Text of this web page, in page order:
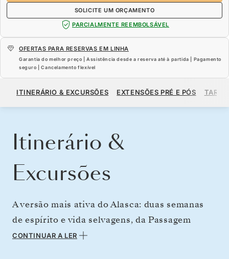
SOLICITE UM ORÇAMENTO
PARCIALMENTE REEMBOLSÁVEL
OFERTAS PARA RESERVAS EM LINHA
Garantia do melhor preço | Assistência desde a reserva até à partida | Pagamento
seguro | Cancelamento flexível
A PARTIR DE US$ 9.000
ITINERÁRIO & EXCURSÕES EXTENSÕES PRÉ E PÓS
Itinerário &
Excursões
A versão mais ativa do Alasca: duas semanas
de espírito e vida selvagens, da Passagem
Interior rumo a norte, para a imponência dos
CONTINUAR A LER